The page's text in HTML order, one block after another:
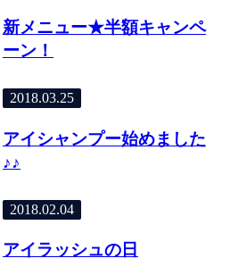
新メニュー★半額キャンペ
ーン！
2018.03.25
アイシャンプー始めました
♪♪
2018.02.04
アイラッシュの日